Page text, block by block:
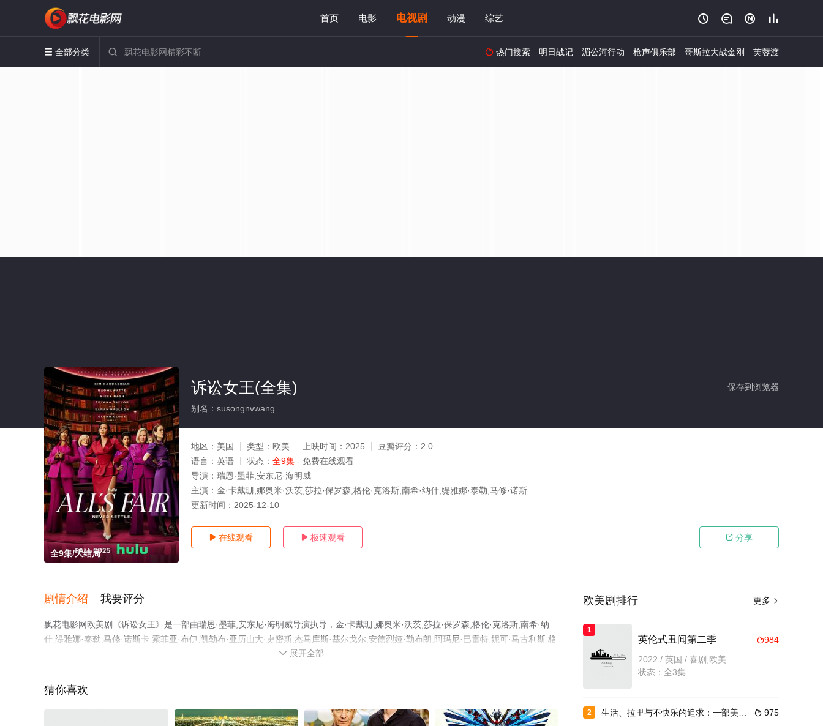
首页 电影 电视剧 动漫 综艺    
 全部分类   热门搜索 明日战记 湄公河行动 枪声俱乐部 哥斯拉大战金刚 芙蓉渡
全9集/大结局
保存到浏览器
诉讼女王(全集)
别名：susongnvwang
地区： 美国 类型： 欧美 上映时间： 2025 豆瓣评分： 2.0
语言： 英语 状态： 全9集 - 免费在线观看
导演： 瑞恩·墨菲,安东尼·海明威
主演： 金·卡戴珊,娜奥米·沃茨,莎拉·保罗森,格伦·克洛斯,南希·纳什,缇雅娜·泰勒,马修·诺斯
更新时间： 2025-12-10
 在线观看  极速观看  分享
剧情介绍 我要评分
飘花电影网欧美剧《诉讼女王》是一部由瑞恩·墨菲,安东尼·海明威导演执导，金·卡戴珊,娜奥米·沃茨,莎拉·保罗森,格伦·克洛斯,南希·纳
什,缇雅娜·泰勒,马修·诺斯卡,索菲亚·布伊,凯勒布·亚历山大·史密斯,杰马库斯·基尔戈尔,安德烈娅·勒布朗,阿玛尼·巴雷特,妮可·马古利斯,格
蕾丝·古默,艾德·奥尼尔,桑尼·萨伊托,安娜·达尔,詹姆斯·巴林顿,伊等演员精彩演绎的美国电视剧，大结局剧情已揭晓（全9集），手机免费
 展开全部
猜你喜欢
更多 
欧美剧排行
1
984
英伦式丑闻第二季
2022 / 英国 / 喜剧,欧美
状态：全3集
2  975
生活、拉里与不快乐的追求：一部美国史第一季